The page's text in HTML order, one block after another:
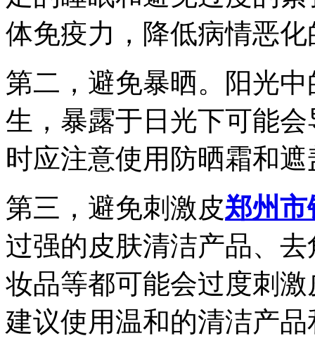
体免疫力，降低病情恶
第二，避免暴晒。阳光
生，暴露于日光下可能
时应注意使用防晒霜和
第三，避免刺激皮郑州
过强的皮肤清洁产品、
妆品等都可能会过度刺
建议使用温和的清洁产